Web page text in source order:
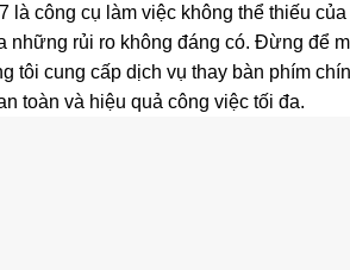
là công cụ làm việc không thể thiếu
những rủi ro không đáng có. Đừng để
tôi cung cấp dịch vụ thay bàn phím
toàn và hiệu quả công việc tối đa.